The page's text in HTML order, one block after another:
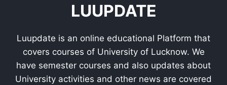
LUUPDATE
Luupdate is an online educational Platform that
covers courses of University of Lucknow. We
have semester courses and also updates about
University activities and other news are covered